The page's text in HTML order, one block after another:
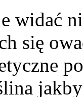
widać
się